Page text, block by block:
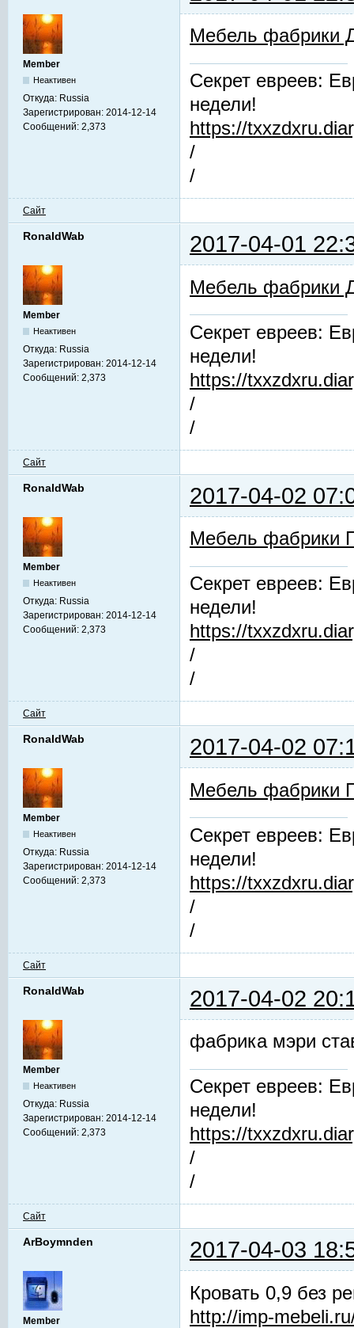
Member
Неактивен
Откуда: Russia
Зарегистрирован: 2014-12-14
Сообщений: 2,373
Мебель фабрики
Секрет евреев:
недели!
https://
/
/
Сайт
RonaldWab 2017-04-01
Member
Неактивен
Откуда: Russia
Зарегистрирован: 2014-12-14
Сообщений: 2,373
Мебель фабрики
Секрет евреев:
недели!
https://
/
/
Сайт
RonaldWab 2017-04-02
Member
Неактивен
Откуда: Russia
Зарегистрирован: 2014-12-14
Сообщений: 2,373
Мебель фабрики
Секрет евреев:
недели!
https://
/
/
Сайт
RonaldWab 2017-04-02
Member
Неактивен
Откуда: Russia
Зарегистрирован: 2014-12-14
Сообщений: 2,373
Мебель фабрики
Секрет евреев:
недели!
https://
/
/
Сайт
RonaldWab 2017-04-02
Member
Неактивен
Откуда: Russia
Зарегистрирован: 2014-12-14
Сообщений: 2,373
фабрика мэри
Секрет евреев:
недели!
https://
/
/
Сайт
ArBoymnden 2017-04-03
Member
Кровать 0,9 без
http://imp-